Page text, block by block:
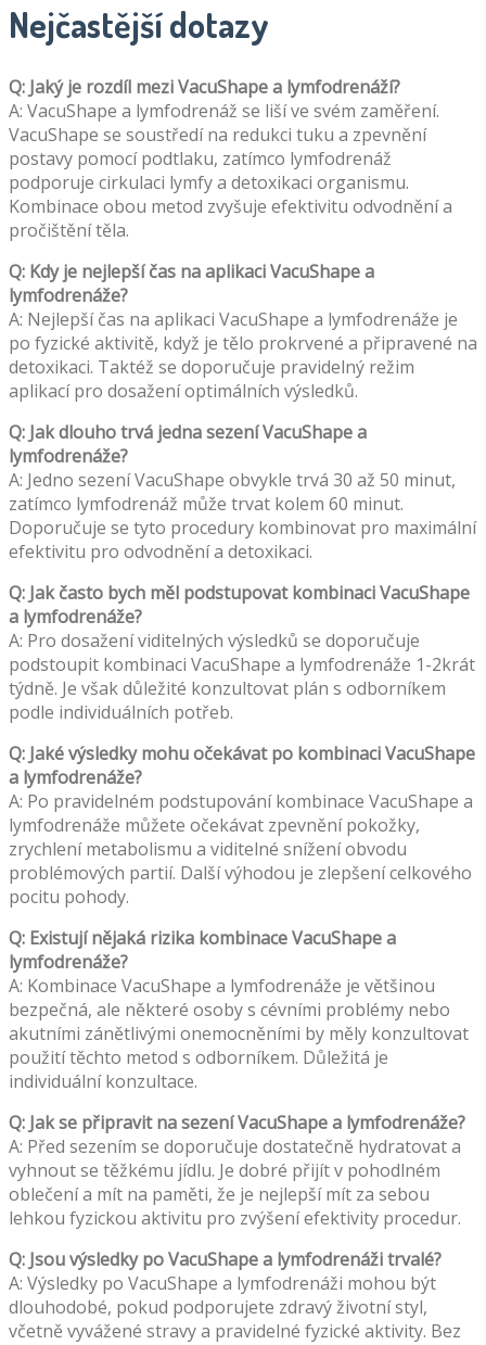
Nejčastější dotazy
Q: Jaký je rozdíl mezi VacuShape a lymfodrenáží?
A: VacuShape a lymfodrenáž se liší ve svém zaměření.
VacuShape se soustředí na redukci tuku a zpevnění
postavy pomocí podtlaku, zatímco lymfodrenáž
podporuje cirkulaci lymfy a detoxikaci organismu.
Kombinace obou metod zvyšuje efektivitu odvodnění a
pročištění těla.
Q: Kdy je nejlepší čas na aplikaci VacuShape a
lymfodrenáže?
A: Nejlepší čas na aplikaci VacuShape a lymfodrenáže je
po fyzické aktivitě, když je tělo prokrvené a připravené na
detoxikaci. Taktéž se doporučuje pravidelný režim
aplikací pro dosažení optimálních výsledků.
Q: Jak dlouho trvá jedna sezení VacuShape a
lymfodrenáže?
A: Jedno sezení VacuShape obvykle trvá 30 až 50 minut,
zatímco lymfodrenáž může trvat kolem 60 minut.
Doporučuje se tyto procedury kombinovat pro maximální
efektivitu pro odvodnění a detoxikaci.
Q: Jak často bych měl podstupovat kombinaci VacuShape
a lymfodrenáže?
A: Pro dosažení viditelných výsledků se doporučuje
podstoupit kombinaci VacuShape a lymfodrenáže 1-2krát
týdně. Je však důležité konzultovat plán s odborníkem
podle individuálních potřeb.
Q: Jaké výsledky mohu očekávat po kombinaci VacuShape
a lymfodrenáže?
A: Po pravidelném podstupování kombinace VacuShape a
lymfodrenáže můžete očekávat zpevnění pokožky,
zrychlení metabolismu a viditelné snížení obvodu
problémových partií. Další výhodou je zlepšení celkového
pocitu pohody.
Q: Existují nějaká rizika kombinace VacuShape a
lymfodrenáže?
A: Kombinace VacuShape a lymfodrenáže je většinou
bezpečná, ale některé osoby s cévními problémy nebo
akutními zánětlivými onemocněními by měly konzultovat
použití těchto metod s odborníkem. Důležitá je
individuální konzultace.
Q: Jak se připravit na sezení VacuShape a lymfodrenáže?
A: Před sezením se doporučuje dostatečně hydratovat a
vyhnout se těžkému jídlu. Je dobré přijít v pohodlném
oblečení a mít na paměti, že je nejlepší mít za sebou
lehkou fyzickou aktivitu pro zvýšení efektivity procedur.
Q: Jsou výsledky po VacuShape a lymfodrenáži trvalé?
A: Výsledky po VacuShape a lymfodrenáži mohou být
dlouhodobé, pokud podporujete zdravý životní styl,
včetně vyvážené stravy a pravidelné fyzické aktivity. Bez